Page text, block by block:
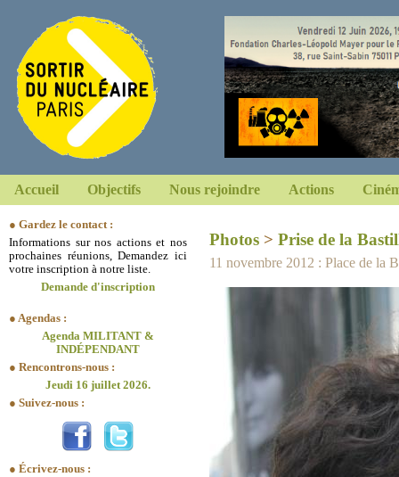
Accueil Objectifs Nous rejoindre Actions
● Gardez le contact :
Informations sur nos actions et nos
prochaines réunions, Demandez ici
votre inscription à notre liste.
Demande d'inscription
● Agendas :
Agenda MILITANT &
INDÉPENDANT
● Rencontrons-nous :
Jeudi 16 juillet 2026.
● Suivez-nous :
● Écrivez-nous :
Photos > Prise de la
11 novembre 2012 : Place de la